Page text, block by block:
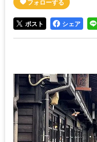
ポスト シェア